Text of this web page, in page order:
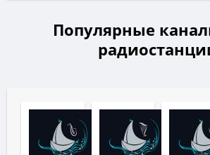
Популярные